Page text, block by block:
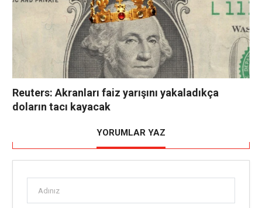
Reuters: Akranları faiz yarışını yakaladıkça
doların tacı kayacak
YORUMLAR YAZ